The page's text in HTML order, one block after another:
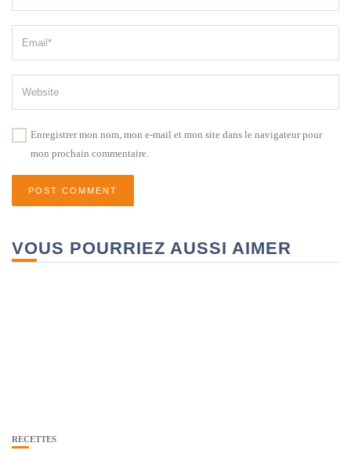
Enregistrer mon nom, mon e-mail et mon site dans le navigateur pour
mon prochain commentaire.
VOUS POURRIEZ AUSSI AIMER
RECETTES